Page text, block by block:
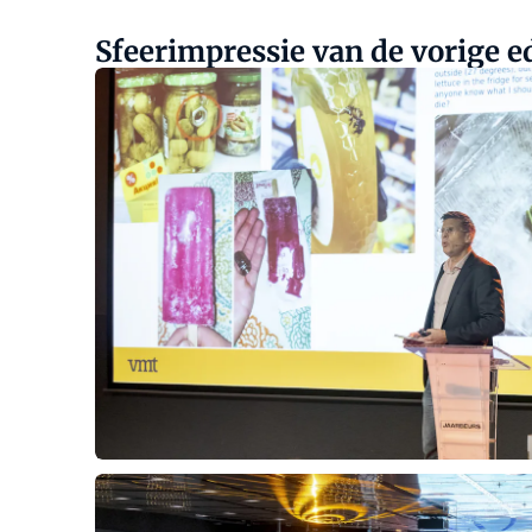
Sfeerimpressie van de vorige